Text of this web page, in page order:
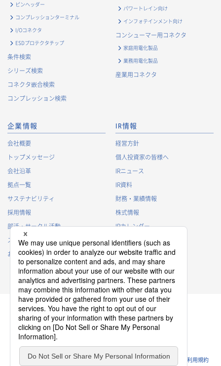
ピンヘッダー
コンプレッションターミナル
I/Oコネクタ
ESDプロテクタチップ
条件検索
シリーズ検索
コネクタ嵌合検索
コンプレッション検索
パワートレイン向け
インフォテインメント向け
コンシューマー用コネクタ
家庭用電化製品
業務用電化製品
産業用コネクタ
企業情報
会社概要
トップメッセージ
会社沿革
拠点一覧
サステナビリティ
採用情報
部活・サークル活動
スポンサー活動
お問い合わせ
IR情報
経営方針
個人投資家の皆様へ
IRニュース
IR資料
財務・業績情報
株式情報
IRカレンダー
IRに関するよくあるご質問
IRポリシー
免責事項
プライバシーポリシー
クッキーポリシー
ソーシャルメディアポリシー
ウェブサイトのご利用条件 利用規約